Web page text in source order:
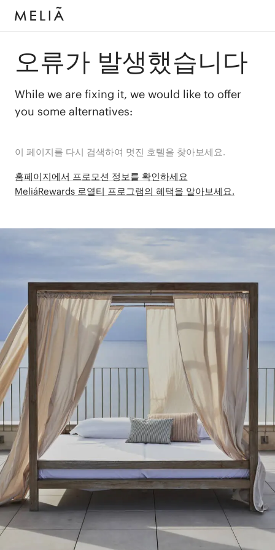
오류가 발생했습니다
While we are fixing it, we would like to offer
you some alternatives:
이 페이지를 다시 검색하여 멋진 호텔을 찾아보세요.
홈페이지에서 프로모션 정보를 확인하세요
MeliáRewards 로열티 프로그램의 혜택을 알아보세요.